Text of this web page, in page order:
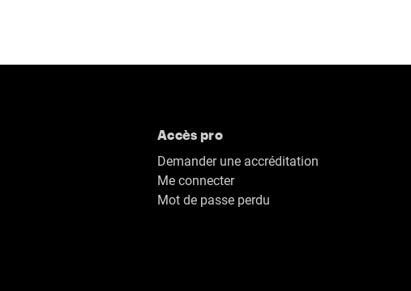
Accès pro
Demander une accréditation
Me connecter
Mot de passe perdu